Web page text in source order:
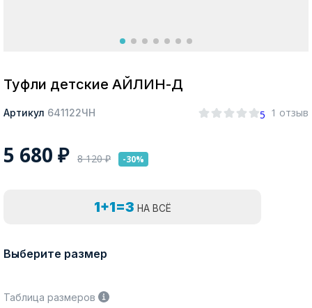
Туфли детские АЙЛИН-Д
Артикул 641122ЧН 5 1 отзыв
5 680 ₽ 8 120₽ -30%
1+1=3 НА ВСЁ
Выберите размер
Таблица размеров